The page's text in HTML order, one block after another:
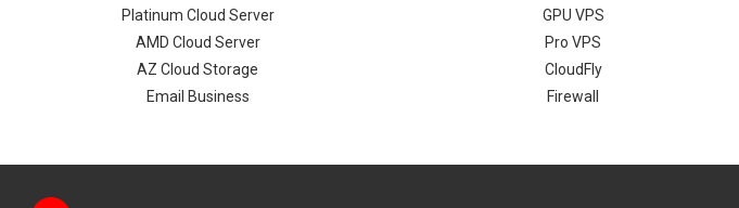
Platinum Cloud Server
AMD Cloud Server
AZ Cloud Storage
Email Business
GPU VPS
Pro VPS
CloudFly
Firewall